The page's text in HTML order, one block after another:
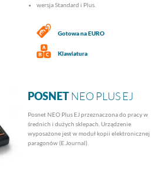
wersja Standard i Plus.
Gotowa na EURO
Klawiatura
POSNETNEO PLUS EJ
Posnet NEO Plus EJ przeznaczona do pracy w
średnich i dużych sklepach. Urządzenie
wyposażone jest w moduł kopii elektronicznej
paragonów (E.Journal).